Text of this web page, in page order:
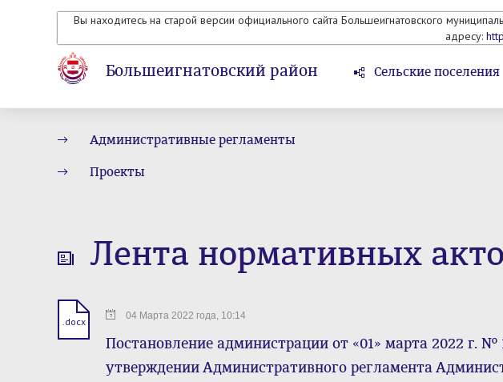
Вы находитесь на старой версии официального сайта Большеигнатовского
адресу:
Большеигнатовский район Сельские поселения
Административные регламенты
Проекты
Лента нормативных
.docx 04 Марта 2022 года, 10:14
Постановление администрации от «01» марта 2022 г. №
утверждении Административного регламента